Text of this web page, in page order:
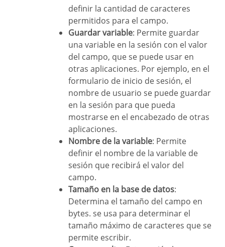
definir la cantidad de caracteres
permitidos para el campo.
Guardar variable: Permite guardar
una variable en la sesión con el valor
del campo, que se puede usar en
otras aplicaciones. Por ejemplo, en el
formulario de inicio de sesión, el
nombre de usuario se puede guardar
en la sesión para que pueda
mostrarse en el encabezado de otras
aplicaciones.
Nombre de la variable: Permite
definir el nombre de la variable de
sesión que recibirá el valor del
campo.
Tamaño en la base de datos:
Determina el tamaño del campo en
bytes. se usa para determinar el
tamaño máximo de caracteres que se
permite escribir.